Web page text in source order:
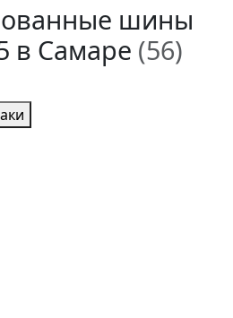
шины
в Самаре (56)